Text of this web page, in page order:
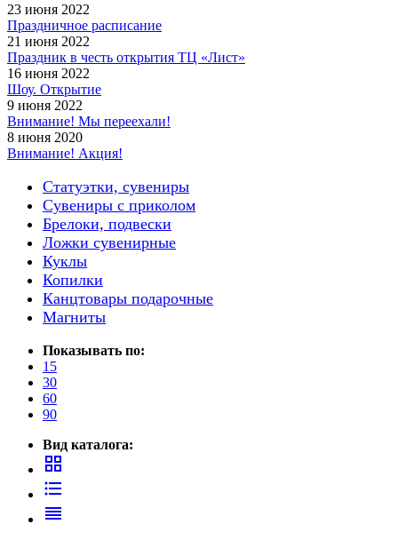
23 июня 2022
Праздничное расписание
21 июня 2022
Праздник в честь открытия ТЦ «Лист»
16 июня 2022
Шоу. Открытие
9 июня 2022
Внимание! Мы переехали!
8 июня 2020
Внимание! Акция!
Статуэтки, сувениры
Сувениры с приколом
Брелоки, подвески
Ложки сувенирные
Куклы
Копилки
Канцтовары подарочные
Магниты
Показывать по:
15
30
60
90
Вид каталога:
grid_view
format_list_bulleted
reorder